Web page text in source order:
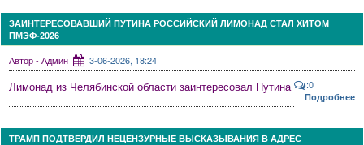
ЗАИНТЕРЕСОВАВШИЙ ПУТИНА РОССИЙСКИЙ ЛИМОНАД СТАЛ ХИТОМ
ПМЭФ-2026
Автор - Админ 3-06-2026, 18:24
Лимонад из Челябинской области заинтересовал Путина :0
Подробнее
ТРАМП ПОДТВЕРДИЛ НЕЦЕНЗУРНЫЕ ВЫСКАЗЫВАНИЯ В АДРЕС